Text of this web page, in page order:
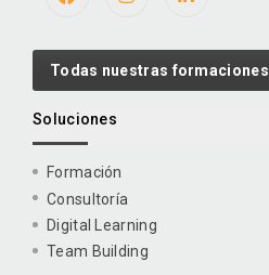
Todas nuestras formaciones
Soluciones
Formación
Consultoría
Digital Learning
Team Building